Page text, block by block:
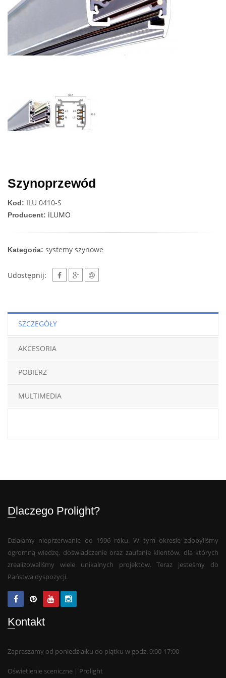
Szynoprzewód
Kod: ILU 0410-S
Producent: iLUMO
Kategoria: systemy szynowe
Udostępnij:
SZCZEGÓŁY
AKCESORIA
POBIERZ
MULTIMEDIA
Dlaczego Prolight?
Działamy nieprzerwanie od 1996 roku. W tym okresie zdobyliśmy
ogromną wiedzę, doświadczenie oraz zaufanie klientów, dla których
zrealizowaliśmy wiele unikalnych projektów. Teraz jesteśmy do
Państwa dyspozycji.
Kontakt
Zapraszamy od poniedziałku do piątku w godz. 9:00-17:00
Oświetlenie sceniczne | Prolight